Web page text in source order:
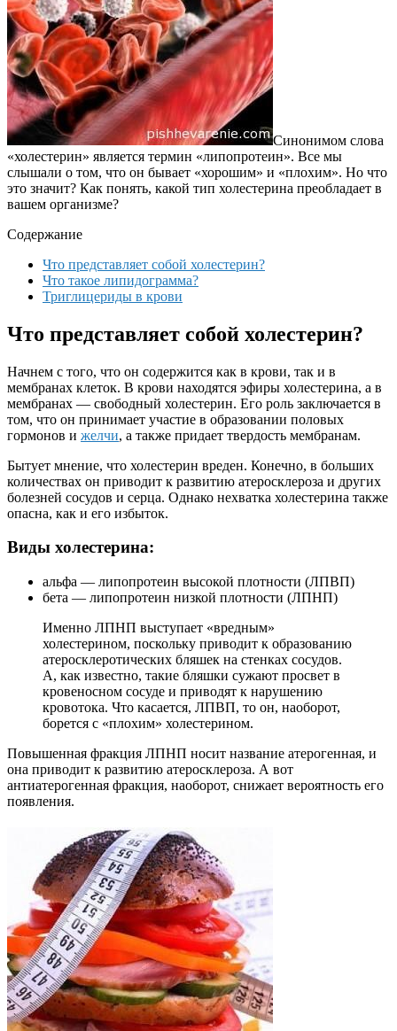
Синонимом слова
«холестерин» является термин «липопротеин». Все мы
слышали о том, что он бывает «хорошим» и «плохим». Но что
это значит? Как понять, какой тип холестерина преобладает в
вашем организме?
Содержание
Что представляет собой холестерин?
Что такое липидограмма?
Триглицериды в крови
Что представляет собой холестерин?
Начнем с того, что он содержится как в крови, так и в
мембранах клеток. В крови находятся эфиры холестерина, а в
мембранах — свободный холестерин. Его роль заключается в
том, что он принимает участие в образовании половых
гормонов и желчи, а также придает твердость мембранам.
Бытует мнение, что холестерин вреден. Конечно, в больших
количествах он приводит к развитию атеросклероза и других
болезней сосудов и серца. Однако нехватка холестерина также
опасна, как и его избыток.
Виды холестерина:
альфа — липопротеин высокой плотности (ЛПВП)
бета — липопротеин низкой плотности (ЛПНП)
Именно ЛПНП выступает «вредным»
холестерином, поскольку приводит к образованию
атеросклеротических бляшек на стенках сосудов.
А, как известно, такие бляшки сужают просвет в
кровеносном сосуде и приводят к нарушению
кровотока. Что касается, ЛПВП, то он, наоборот,
борется с «плохим» холестерином.
Повышенная фракция ЛПНП носит название атерогенная, и
она приводит к развитию атеросклероза. А вот
антиатерогенная фракция, наоборот, снижает вероятность его
появления.